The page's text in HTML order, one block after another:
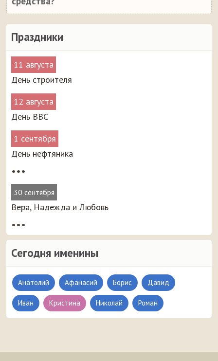
Праздники
11 августа
День строителя
12 августа
День ВВС
1 сентября
День нефтяника
•••
30 сентября
Вера, Надежда и Любовь
•••
Сегодня именины
Анатолий Афанасий Борис Давид
Иван Кристина Николай Роман